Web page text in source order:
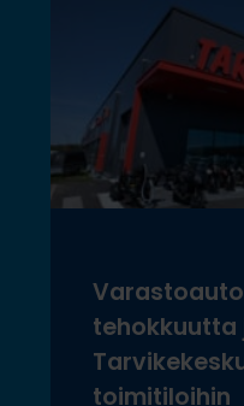
tehokkuutta
toimitiloihin